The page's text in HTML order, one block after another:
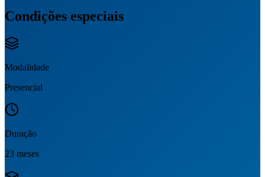
Condições especiais
Modalidade
Presencial
Duração
23 meses